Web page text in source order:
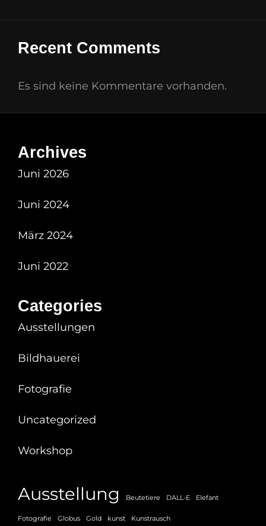
Recent Comments
Es sind keine Kommentare vorhanden.
Archives
Juni 2026
Juni 2024
März 2024
Juni 2022
Categories
Ausstellungen
Bildhauerei
Fotografie
Uncategorized
Workshop
Ausstellung Beutetiere DALL-E Elefant
Fotografie Globus Gold kunst Kunstrausch